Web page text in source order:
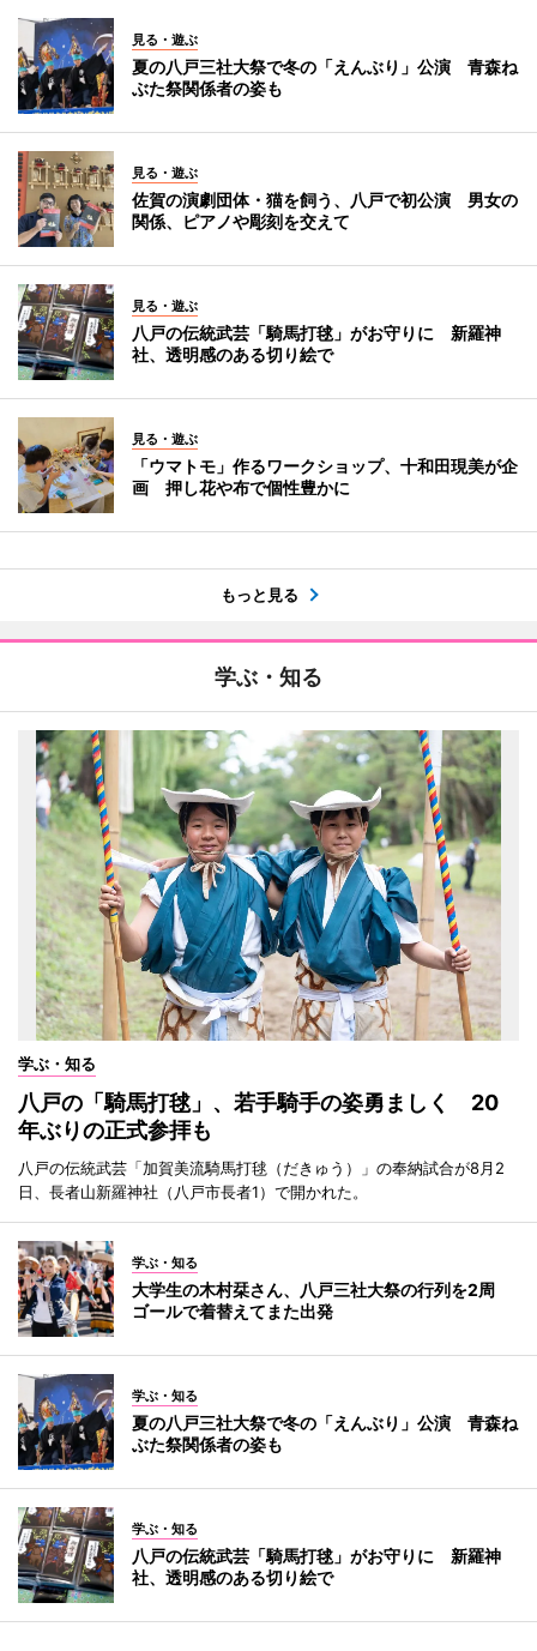
見る・遊ぶ
夏の八戸三社大祭で冬の「えんぶり」公演 青森ね
ぶた祭関係者の姿も
見る・遊ぶ
佐賀の演劇団体・猫を飼う、八戸で初公演 男女の
関係、ピアノや彫刻を交えて
見る・遊ぶ
八戸の伝統武芸「騎馬打毬」がお守りに 新羅神
社、透明感のある切り絵で
見る・遊ぶ
「ウマトモ」作るワークショップ、十和田現美が企
画 押し花や布で個性豊かに
もっと見る
学ぶ・知る
学ぶ・知る
八戸の「騎馬打毬」、若手騎手の姿勇ましく 20
年ぶりの正式参拝も
八戸の伝統武芸「加賀美流騎馬打毬（だきゅう）」の奉納試合が8月2
日、長者山新羅神社（八戸市長者1）で開かれた。
学ぶ・知る
大学生の木村栞さん、八戸三社大祭の行列を2周
ゴールで着替えてまた出発
学ぶ・知る
夏の八戸三社大祭で冬の「えんぶり」公演 青森ね
ぶた祭関係者の姿も
学ぶ・知る
八戸の伝統武芸「騎馬打毬」がお守りに 新羅神
社、透明感のある切り絵で